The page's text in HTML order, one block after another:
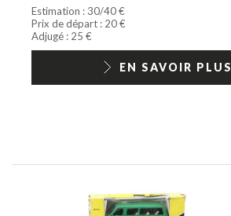
Estimation : 30/40 €
Prix de départ : 20 €
Adjugé : 25 €
EN SAVOIR PLUS